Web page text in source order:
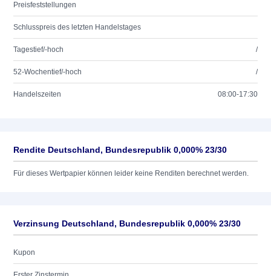
Preisfeststellungen
Schlusspreis des letzten Handelstages
Tagestief/-hoch /
52-Wochentief/-hoch /
Handelszeiten 08:00-17:30
Rendite Deutschland, Bundesrepublik 0,000% 23/30
Für dieses Wertpapier können leider keine Renditen berechnet werden.
Verzinsung Deutschland, Bundesrepublik 0,000% 23/30
Kupon